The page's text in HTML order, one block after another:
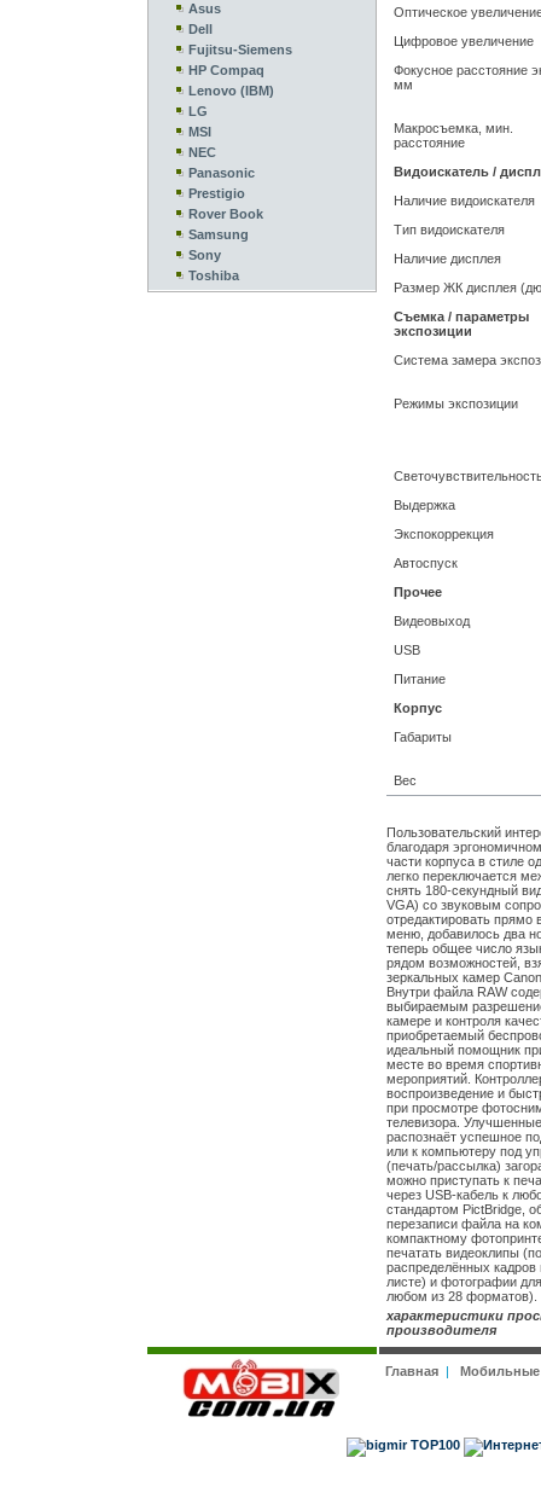
Asus
Dell
Fujitsu-Siemens
HP Compaq
Lenovo (IBM)
LG
MSI
NEC
Panasonic
Prestigio
Rover Book
Samsung
Sony
Toshiba
Оптическое
Цифровое увеличение
Фокусное расстояние
мм
Макросъемка, мин.
расстояние
Видоискатель /
Наличие видоискателя
Тип видоискателя
Наличие дисплея
Размер ЖК дисплея
Съемка / параметры
экспозиции
Система замера
Режимы экспозиции
Выдержка
Экспокоррекция
Автоспуск
Прочее
Видеовыход
USB
Питание
Корпус
Габариты
Вес
Пользовательский
благодаря
части корпуса в стиле
легко переключается
снять 180-секундный
VGA) со звуковым
отредактировать прямо
меню, добавилось два
теперь общее число
рядом возможностей,
зеркальных камер
Внутри файла RAW
выбираемым
камере и контроля
приобретаемый
идеальный помощник
месте во время
мероприятий.
воспроизведение и
при просмотре
телевизора.
распознаёт успешное
или к компьютеру под
(печать/рассылка)
можно приступать к
через USB-кабель к
стандартом PictBridge,
перезаписи файла на
компактному
печатать видеоклипы
распределённых
листе) и фотографии
любом из 28 форматов).
характеристики
производителя
Главная|